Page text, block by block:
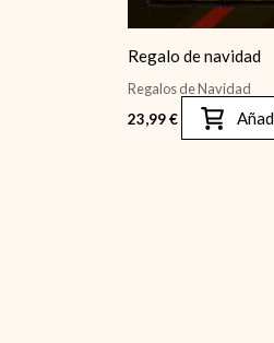
Regalo de navidad
Regalos de Navidad
23,99€